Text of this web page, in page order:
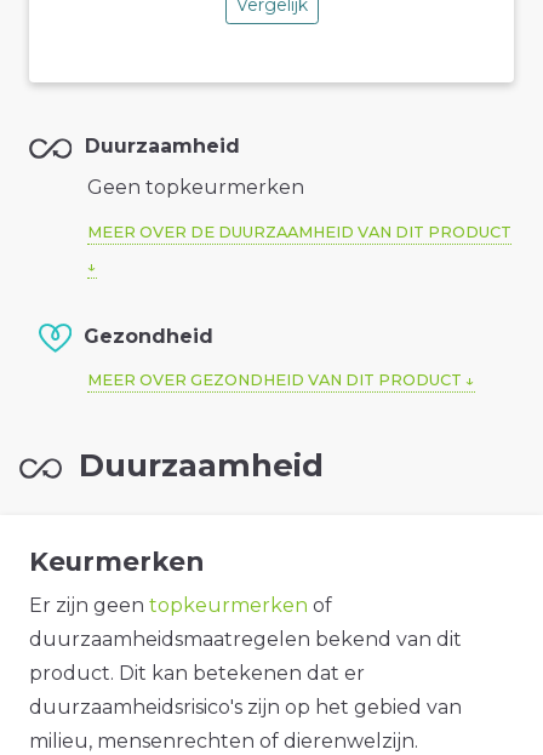
Vergelijk
Duurzaamheid
Geen topkeurmerken
MEER OVER DE DUURZAAMHEID VAN DIT PRODUCT
Gezondheid
MEER OVER GEZONDHEID VAN DIT PRODUCT
Duurzaamheid
Keurmerken
Er zijn geen topkeurmerken of
duurzaamheidsmaatregelen bekend van dit
product. Dit kan betekenen dat er
duurzaamheidsrisico's zijn op het gebied van
milieu, mensenrechten of dierenwelzijn.